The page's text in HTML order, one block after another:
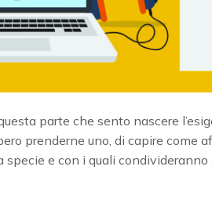
parte che sento nascere
prenderne uno, di capire come
specie e con i quali